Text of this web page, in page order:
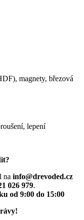
magnety, březová
lepení
na info@drevoded.cz
026 979.
od 9:00 do 15:00